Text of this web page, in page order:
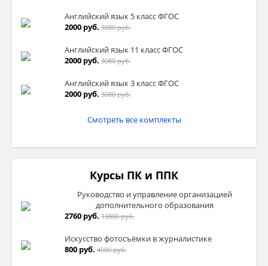
Английский язык 5 класс ФГОС
2000 руб. 3080 руб.
Английский язык 11 класс ФГОС
2000 руб. 3080 руб.
Английский язык 3 класс ФГОС
2000 руб. 3080 руб.
Смотреть все комплекты
Курсы ПК и ППК
Руководство и управление организацией
дополнительного образования
2760 руб. 13800 руб.
Искусство фотосъёмки в журналистике
800 руб. 4000 руб.